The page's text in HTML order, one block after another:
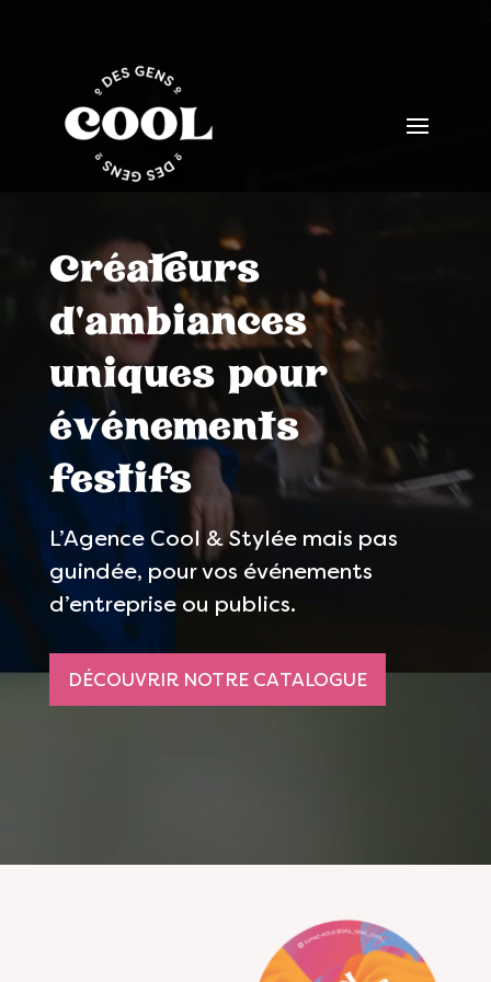
Créateurs
d’ambiances
uniques pour
événements
festifs
L’Agence Cool & Stylée mais pas
guindée, pour vos événements
d’entreprise ou publics.
DÉCOUVRIR NOTRE CATALOGUE